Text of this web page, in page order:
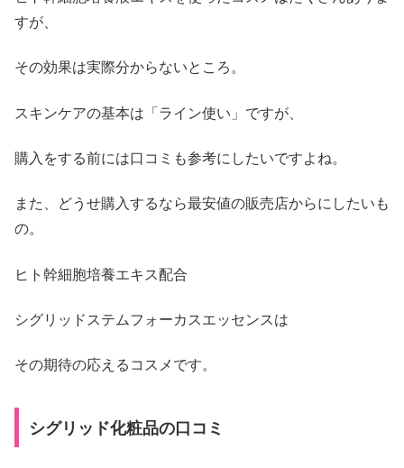
すが、
その効果は実際分からないところ。
スキンケアの基本は「ライン使い」ですが、
購入をする前には口コミも参考にしたいですよね。
また、どうせ購入するなら最安値の販売店からにしたいも
の。
ヒト幹細胞培養エキス配合
シグリッドステムフォーカスエッセンスは
その期待の応えるコスメです。
シグリッド化粧品の口コミ